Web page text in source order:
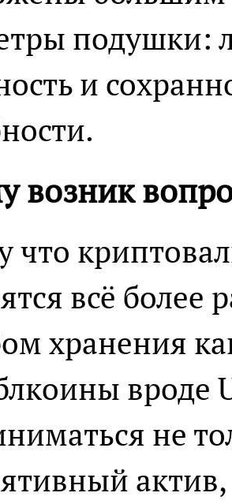
подушки:
и
возник
что
всё
хранения
вроде
не